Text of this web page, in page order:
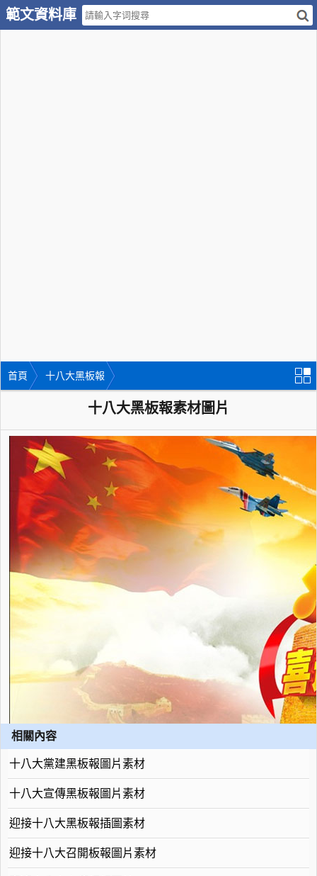
範文資料庫
首頁 十八大黑板報
十八大黑板報素材圖片
相關內容
十八大黨建黑板報圖片素材
十八大宣傳黑板報圖片素材
迎接十八大黑板報插圖素材
迎接十八大召開板報圖片素材